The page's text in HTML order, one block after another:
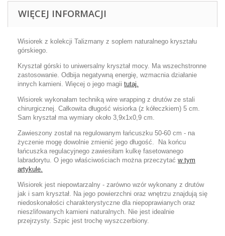
WIĘCEJ INFORMACJI
Wisiorek z kolekcji Talizmany z soplem naturalnego kryształu
górskiego.
Kryształ górski to uniwersalny kryształ mocy. Ma wszechstronne
zastosowanie. Odbija negatywną energię, wzmacnia działanie
innych kamieni. Więcej o jego magii tutaj.
Wisiorek wykonałam techniką wire wrapping z drutów ze stali
chirurgicznej. Całkowita długość wisiorka (z kółeczkiem) 5 cm.
Sam kryształ ma wymiary około 3,9x1x0,9 cm.
Zawieszony został na regulowanym łańcuszku 50-60 cm - na
życzenie mogę dowolnie zmienić jego długość. Na końcu
łańcuszka regulacyjnego zawiesiłam kulkę fasetowanego
labradorytu. O jego właściwościach można przeczytać w tym
artykule.
Wisiorek jest niepowtarzalny - zarówno wzór wykonany z drutów
jak i sam kryształ. Na jego powierzchni oraz wnętrzu znajdują się
niedoskonałości charakterystyczne dla niepoprawianych oraz
nieszlifowanych kamieni naturalnych. Nie jest idealnie
przejrzysty. Szpic jest trochę wyszczerbiony.